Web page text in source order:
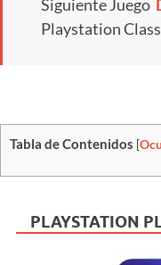
Siguiente Juego
Playstation
Tabla de Contenidos [
PLAYSTATION